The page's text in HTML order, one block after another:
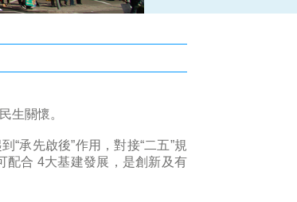
生關懷。
“承先啟後”作用，對接“二五”規
配合 4大基建發展，是創新及有